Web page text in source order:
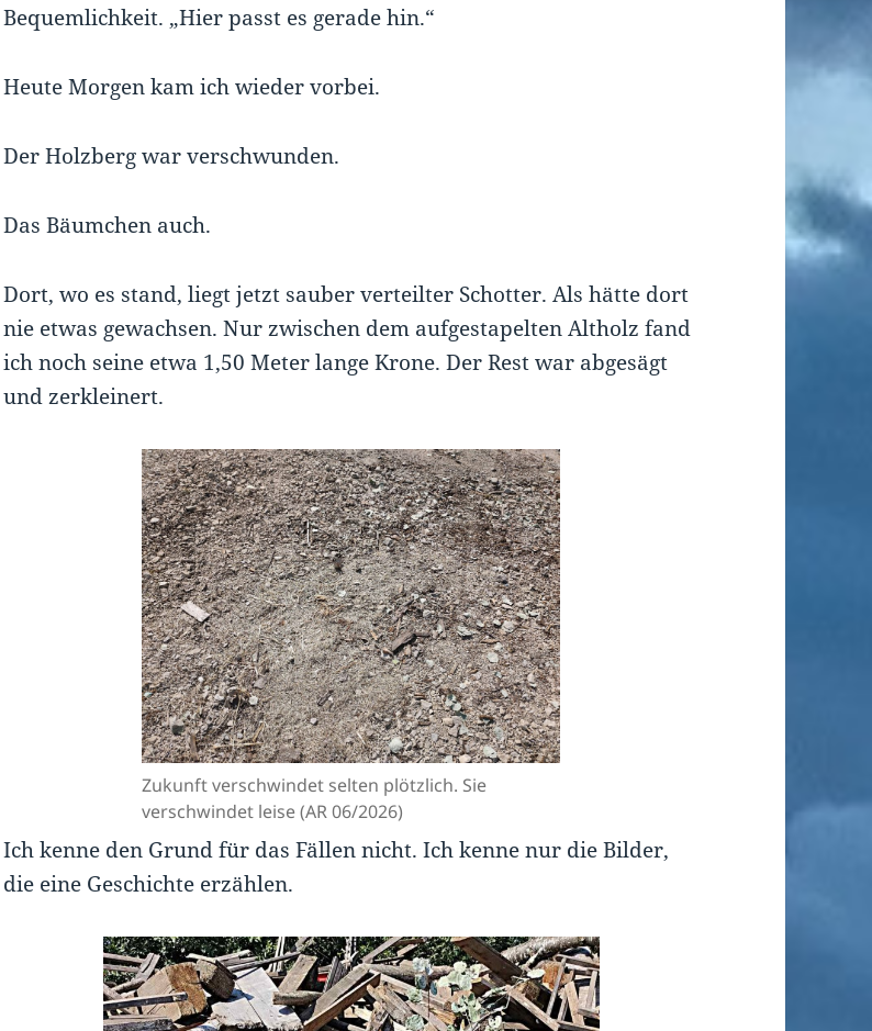
Bequemlichkeit. „Hier passt es gerade hin.“
Heute Morgen kam ich wieder vorbei.
Der Holzberg war verschwunden.
Das Bäumchen auch.
Dort, wo es stand, liegt jetzt sauber verteilter Schotter. Als hätte dort
nie etwas gewachsen. Nur zwischen dem aufgestapelten Altholz fand
ich noch seine etwa 1,50 Meter lange Krone. Der Rest war abgesägt
und zerkleinert.
Zukunft verschwindet selten plötzlich. Sie
verschwindet leise (AR 06/2026)
Ich kenne den Grund für das Fällen nicht. Ich kenne nur die Bilder,
die eine Geschichte erzählen.